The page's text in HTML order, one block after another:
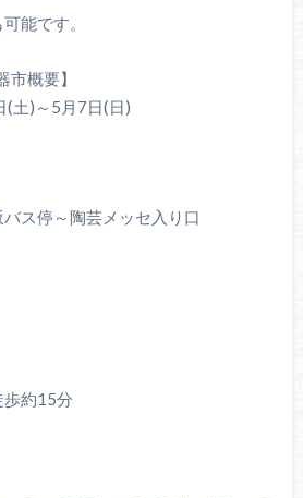
能です。
市概要】
(土)～5月7日(日)
ス停～陶芸メッセ入り口
歩約15分